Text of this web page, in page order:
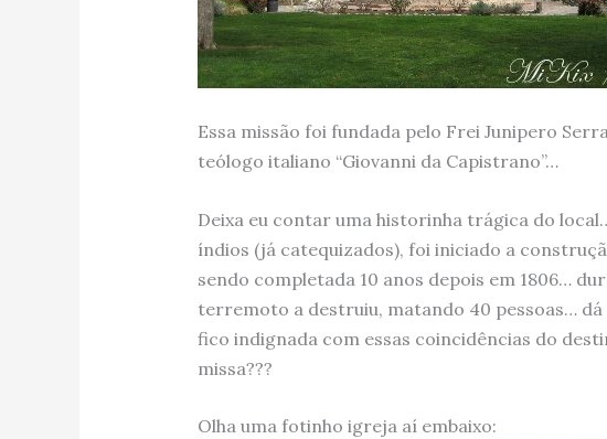
Essa missão foi fundada pelo Frei Junipero
teólogo italiano “Giovanni da Capistrano”…
Deixa eu contar uma historinha trágica do
índios (já catequizados), foi iniciado a
sendo completada 10 anos depois em 1806…
terremoto a destruiu, matando 40 pessoas…
fico indignada com essas coincidências do
missa???
Olha uma fotinho igreja aí embaixo: